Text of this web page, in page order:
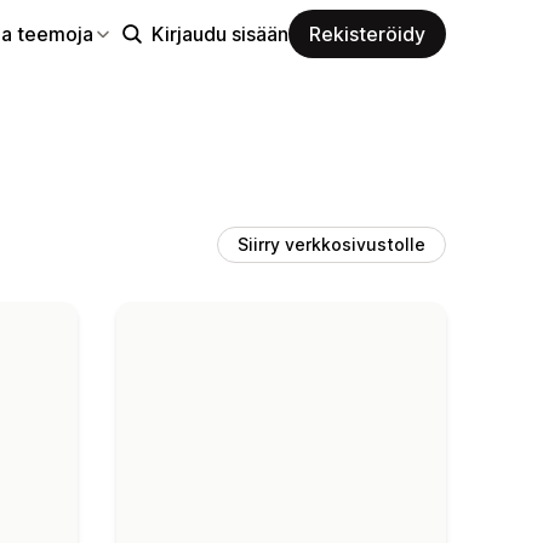
teemoja Kirjaudu sisään Rekisteröidy
Siirry verkkosivustolle